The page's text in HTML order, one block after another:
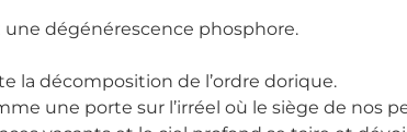
dégénérescence phosphore.
la décomposition de l’ordre dorique.
une porte sur l’irréel où le siège de nos